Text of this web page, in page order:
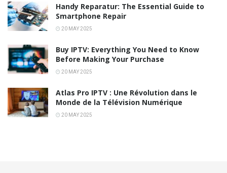
Handy Reparatur: The Essential Guide to
Smartphone Repair
20 MAY 2025
Buy IPTV: Everything You Need to Know
Before Making Your Purchase
20 MAY 2025
Atlas Pro IPTV : Une Révolution dans le
Monde de la Télévision Numérique
20 MAY 2025